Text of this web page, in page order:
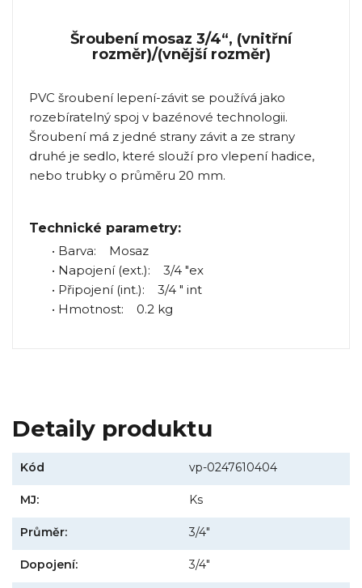
Šroubení mosaz 3/4“, (vnitřní
rozměr)/(vnější rozměr)
PVC šroubení lepení-závit se používá jako
rozebíratelný spoj v bazénové technologii.
Šroubení má z jedné strany závit a ze strany
druhé je sedlo, které slouží pro vlepení hadice,
nebo trubky o průměru 20 mm.
Technické parametry:
• Barva: Mosaz
• Napojení (ext.): 3/4 "ex
• Připojení (int.): 3/4 " int
• Hmotnost: 0.2 kg
Detaily produktu
Kód vp-0247610404
MJ: Ks
Průměr: 3/4"
Dopojení: 3/4"